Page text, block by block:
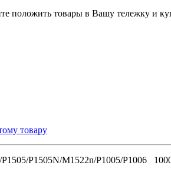
положить товары в Вашу тележку и
товару
P1505N/M1522n/P1005/P1006